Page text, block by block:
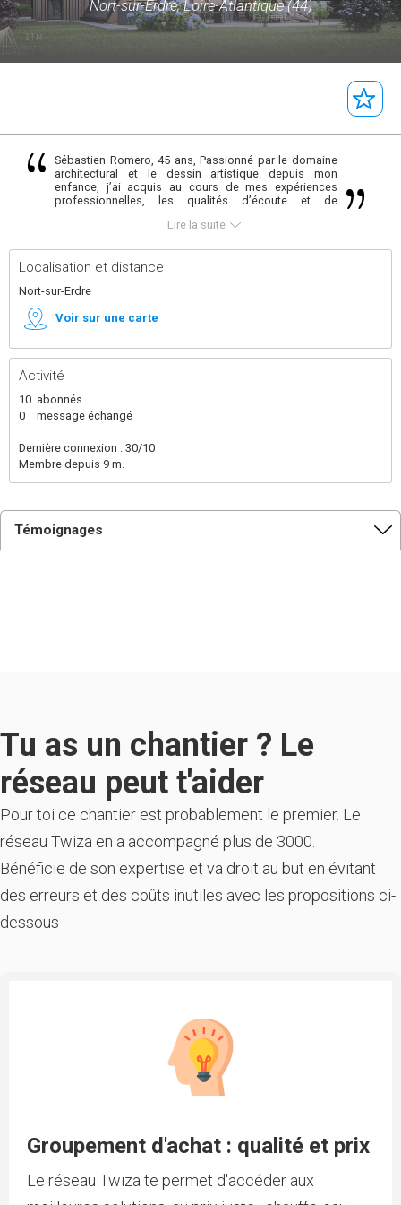
Nort-sur-Erdre, Loire-Atlantique (44)
Sébastien Romero, 45 ans, Passionné par le domaine
architectural et le dessin artistique depuis mon
enfance, j’ai acquis au cours de mes expériences
professionnelles, les qualités d’écoute et de
avec les outils techniques mis à ma disposition. Ayant
participé à l’élaboration de complexes sportifs, de
bâtiments industriels, de maisons individuelles et de
Je suis indépendant depuis 3 ans et j'essaie de
Lire la suite
Localisation et distance
Nort-sur-Erdre
Voir sur une carte
Activité
10 abonnés
0
message échangé
Dernière connexion : 30/10
Membre depuis 9 m.
Témoignages
Tu as un chantier ? Le
réseau peut t'aider
Pour toi ce chantier est probablement le premier. Le
réseau Twiza en a accompagné plus de 3000.
Bénéficie de son expertise et va droit au but en évitant
des erreurs et des coûts inutiles avec les propositions ci-
dessous :
Groupement d'achat : qualité et prix
Le réseau Twiza te permet d'accéder aux